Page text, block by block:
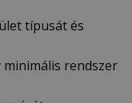
típusát és
minimális rendszer